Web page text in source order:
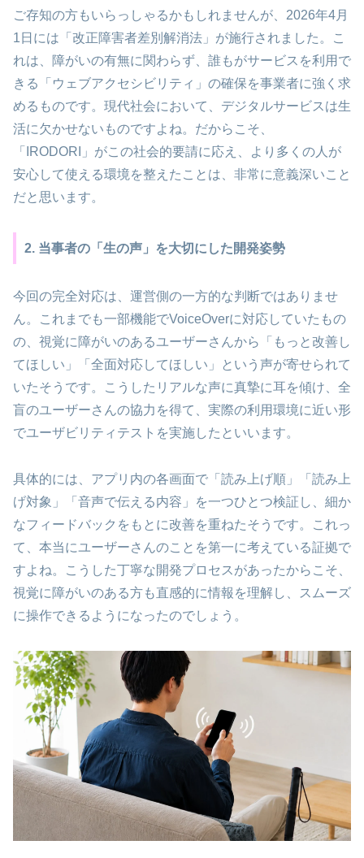
ご存知の方もいらっしゃるかもしれませんが、2026年4月
1日には「改正障害者差別解消法」が施行されました。こ
れは、障がいの有無に関わらず、誰もがサービスを利用で
きる「ウェブアクセシビリティ」の確保を事業者に強く求
めるものです。現代社会において、デジタルサービスは生
活に欠かせないものですよね。だからこそ、
「IRODORI」がこの社会的要請に応え、より多くの人が
安心して使える環境を整えたことは、非常に意義深いこと
だと思います。
2. 当事者の「生の声」を大切にした開発姿勢
今回の完全対応は、運営側の一方的な判断ではありませ
ん。これまでも一部機能でVoiceOverに対応していたもの
の、視覚に障がいのあるユーザーさんから「もっと改善し
てほしい」「全面対応してほしい」という声が寄せられて
いたそうです。こうしたリアルな声に真摯に耳を傾け、全
盲のユーザーさんの協力を得て、実際の利用環境に近い形
でユーザビリティテストを実施したといいます。
具体的には、アプリ内の各画面で「読み上げ順」「読み上
げ対象」「音声で伝える内容」を一つひとつ検証し、細か
なフィードバックをもとに改善を重ねたそうです。これっ
て、本当にユーザーさんのことを第一に考えている証拠で
すよね。こうした丁寧な開発プロセスがあったからこそ、
視覚に障がいのある方も直感的に情報を理解し、スムーズ
に操作できるようになったのでしょう。